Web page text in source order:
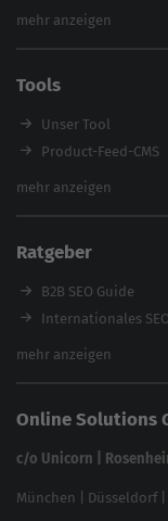
Inhouse SEO Agentur
Enterprise SEO
Workshops
mehr anzeigen
Tools
Unser Tool
Product-Feed-CMS
Website Analyse
Backlink-Check
Ladezeiten-Check
Brand Protection
Website SEO Check
feed2content.ai
mehr anzeigen
Ratgeber
B2B SEO Guide
Internationales SEO
eCommerce SEO
In ChatGPT
Linkbuilding 2025
Local SEO
mehr anzeigen
Online Solutions
c/o Unicorn |
München Düsseldorf|